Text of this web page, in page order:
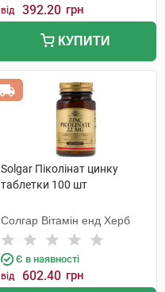
від 392.20 грн
КУПИТИ
Solgar Піколінат цинку
таблетки 100 шт
Солгар Вітамін енд Херб
Є в наявності
від 602.40 грн